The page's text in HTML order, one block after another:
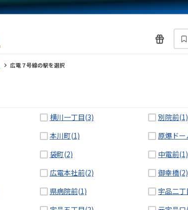
広電７号線の駅を選択
横川一丁目(3) 別院前(1)
本川町(1) 原爆ド
袋町(2) 中電前(1)
広電本社前(2) 御幸橋(2)
県病院前(1) 宇品二